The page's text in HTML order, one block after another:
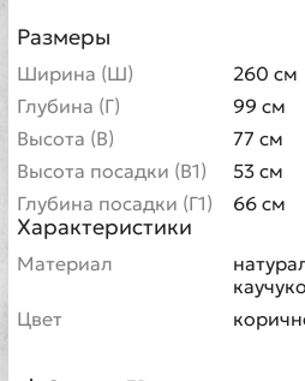
Размеры
Ширина (Ш)
260 см
Глубина (Г)
99 см
Высота (В)
77 см
Высота посадки (В1)
53 см
Глубина посадки (Г1)
66 см
Характеристики
Материал
Цвет